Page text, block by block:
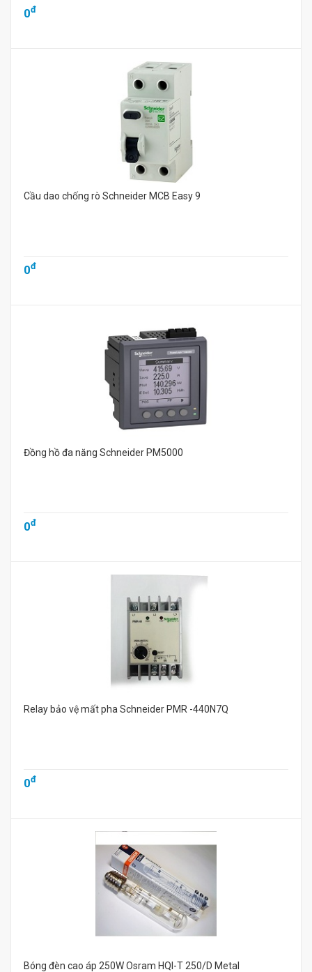
0đ
Cầu dao chống rò Schneider MCB Easy 9
0đ
Đồng hồ đa năng Schneider PM5000
0đ
Relay bảo vệ mất pha Schneider PMR -440N7Q
0đ
Bóng đèn cao áp 250W Osram HQI-T 250/D Metal